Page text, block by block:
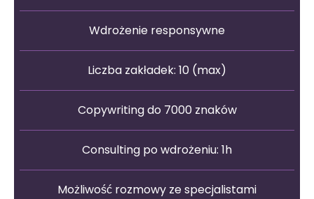
Wdrożenie responsywne
Liczba zakładek: 10 (max)
Copywriting do 7000 znaków
Consulting po wdrożeniu: 1h
Możliwość rozmowy ze specjalistami